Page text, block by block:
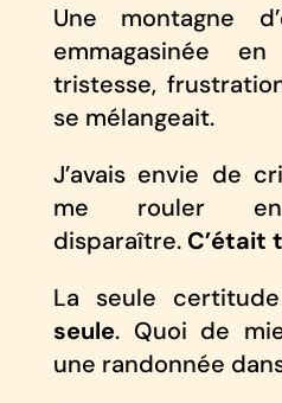
Une montagne
emmagasinée
tristesse,
se mélangeait.
J’avais envie de
me rouler
disparaître. C’était
La seule
seule. Quoi de
une randonnée